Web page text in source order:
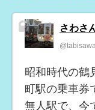
さわさ
昭和時代の鶴
町駅の乗車券
無人駅で、今